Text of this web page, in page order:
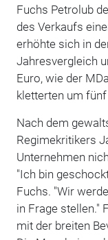
Fuchs Petrolub
des Verkaufs
erhöhte sich in
Jahresvergleich
Euro, wie der
kletterten um
Nach dem
Regimekritikers
Unternehmen
"Ich bin
Fuchs. "Wir
in Frage stellen."
mit der breiten